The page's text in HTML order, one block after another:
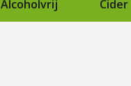
Alcoholvrij Cider